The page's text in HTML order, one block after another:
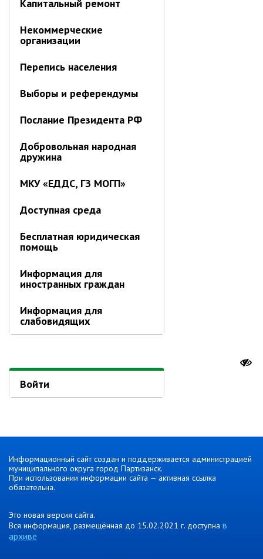
РАБОТА С ОБЩЕСТВЕННОСТЬЮ
Информационные встречи
Общественная палата
Некоммерческие организации
Избирательная комиссия
Суд
Прокуратура г. Партизанска
Противодействие коррупции
ОМВД по г. Партизанску
Информация для населения
Фонд пенсионного и социального
Росреестр
Анонсы
Капитальный ремонт
Некоммерческие
организации
Перепись населения
Выборы и референдумы
Послание Президента РФ
Добровольная народная
дружина
МКУ «ЕДДС, ГЗ МОГП»
Доступная среда
Бесплатная юридическая
помощь
Информация для
иностранных граждан
Информация для
слабовидящих
Войти
Информационный сайт создан и поддерживается администрацией
муниципального округа город Партизанск.
При использовании информации сайта — активная ссылка
обязательна.
Это новая версия сайта.
Вся информация, размещённая до 15.02.2021 г. доступна в
архиве